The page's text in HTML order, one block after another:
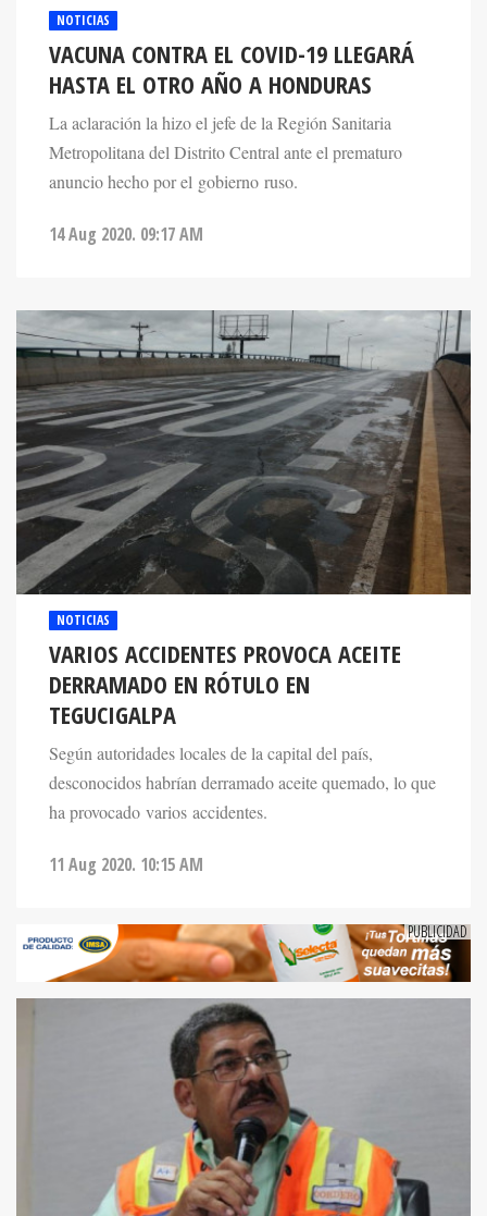
NOTICIAS
VACUNA CONTRA EL COVID-19 LLEGARÁ
HASTA EL OTRO AÑO A HONDURAS
La aclaración la hizo el jefe de la Región Sanitaria
Metropolitana del Distrito Central ante el prematuro
anuncio hecho por el gobierno ruso.
14 Aug 2020. 09:17 AM
NOTICIAS
VARIOS ACCIDENTES PROVOCA ACEITE
DERRAMADO EN RÓTULO EN
TEGUCIGALPA
Según autoridades locales de la capital del país,
desconocidos habrían derramado aceite quemado, lo que
ha provocado varios accidentes.
11 Aug 2020. 10:15 AM